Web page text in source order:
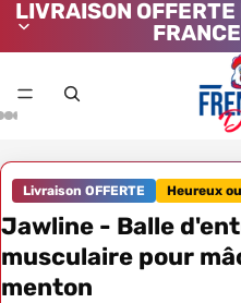
LIVRAISON
FRANCE
Livraison OFFERTE Heureux
Jawline - Balle
musculaire pour
menton